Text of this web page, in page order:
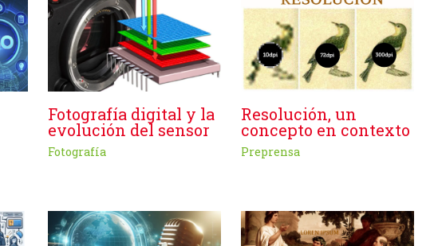
Fotografía digital y la
evolución del sensor
Fotografía
Resolución, un
concepto en contexto
Preprensa